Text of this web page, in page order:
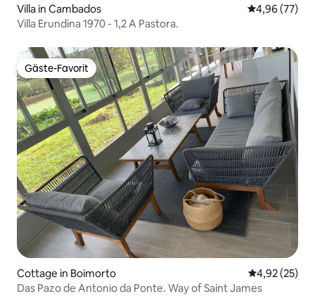
Villa in Cambados
4,96 (77)
Villa Erundina 1970 - 1,2 A Pastora.
Gäste-Favorit
Gäste-Favorit
Cottage in Boimorto
4,92 (25)
Das Pazo de Antonio da Ponte. Way of Saint James